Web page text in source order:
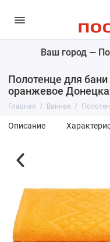
Ваш город —
Полотенце для
оранжевое
Главная Ванная
Описание